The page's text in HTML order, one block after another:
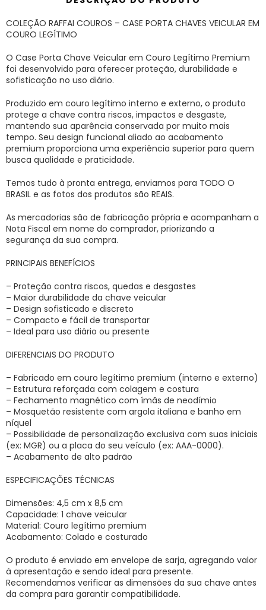
COLEÇÃO RAFFAI COUROS – CASE PORTA CHAVES VEICULAR EM
COURO LEGÍTIMO
O Case Porta Chave Veicular em Couro Legítimo Premium
foi desenvolvido para oferecer proteção, durabilidade e
sofisticação no uso diário.
Produzido em couro legítimo interno e externo, o produto
protege a chave contra riscos, impactos e desgaste,
mantendo sua aparência conservada por muito mais
tempo. Seu design funcional aliado ao acabamento
premium proporciona uma experiência superior para quem
busca qualidade e praticidade.
Temos tudo à pronta entrega, enviamos para TODO O
BRASIL e as fotos dos produtos são REAIS.
As mercadorias são de fabricação própria e acompanham a
Nota Fiscal em nome do comprador, priorizando a
segurança da sua compra.
PRINCIPAIS BENEFÍCIOS
– Proteção contra riscos, quedas e desgastes
– Maior durabilidade da chave veicular
– Design sofisticado e discreto
– Compacto e fácil de transportar
– Ideal para uso diário ou presente
DIFERENCIAIS DO PRODUTO
– Fabricado em couro legítimo premium (interno e externo)
– Estrutura reforçada com colagem e costura
– Fechamento magnético com ímãs de neodímio
– Mosquetão resistente com argola italiana e banho em
níquel
– Possibilidade de personalização exclusiva com suas iniciais
(ex: MGR) ou a placa do seu veículo (ex: AAA-0000).
– Acabamento de alto padrão
ESPECIFICAÇÕES TÉCNICAS
Dimensões: 4,5 cm x 8,5 cm
Capacidade: 1 chave veicular
Material: Couro legítimo premium
Acabamento: Colado e costurado
O produto é enviado em envelope de sarja, agregando valor
à apresentação e sendo ideal para presente.
Recomendamos verificar as dimensões da sua chave antes
da compra para garantir compatibilidade.